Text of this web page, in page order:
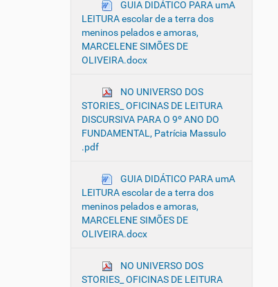
GUIA DIDÁTICO PARA umA
LEITURA escolar de a terra dos
meninos pelados e amoras,
MARCELENE SIMÕES DE
OLIVEIRA.docx
NO UNIVERSO DOS
STORIES_ OFICINAS DE LEITURA
DISCURSIVA PARA O 9º ANO DO
FUNDAMENTAL, Patrícia Massulo
.pdf
GUIA DIDÁTICO PARA umA
LEITURA escolar de a terra dos
meninos pelados e amoras,
MARCELENE SIMÕES DE
OLIVEIRA.docx
NO UNIVERSO DOS
STORIES_ OFICINAS DE LEITURA